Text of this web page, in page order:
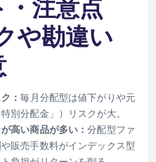
注意点
や勘違い
：毎月分配型は値下がりや元
別分配金」）リスクが大。
高い商品が多い：分配型ファ
販売手数料がインデックス型